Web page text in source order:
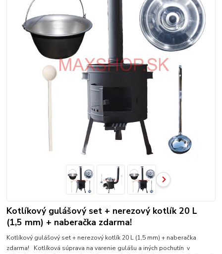
Kotlíkový gulášový set + nerezový kotlík 20 L
(1,5 mm) + naberačka zdarma!
Kotlíkový gulášový set + nerezový kotlík 20 L (1,5 mm) + naberačka
zdarma! Kotlíková súprava na varenie gulášu a iných pochutín v